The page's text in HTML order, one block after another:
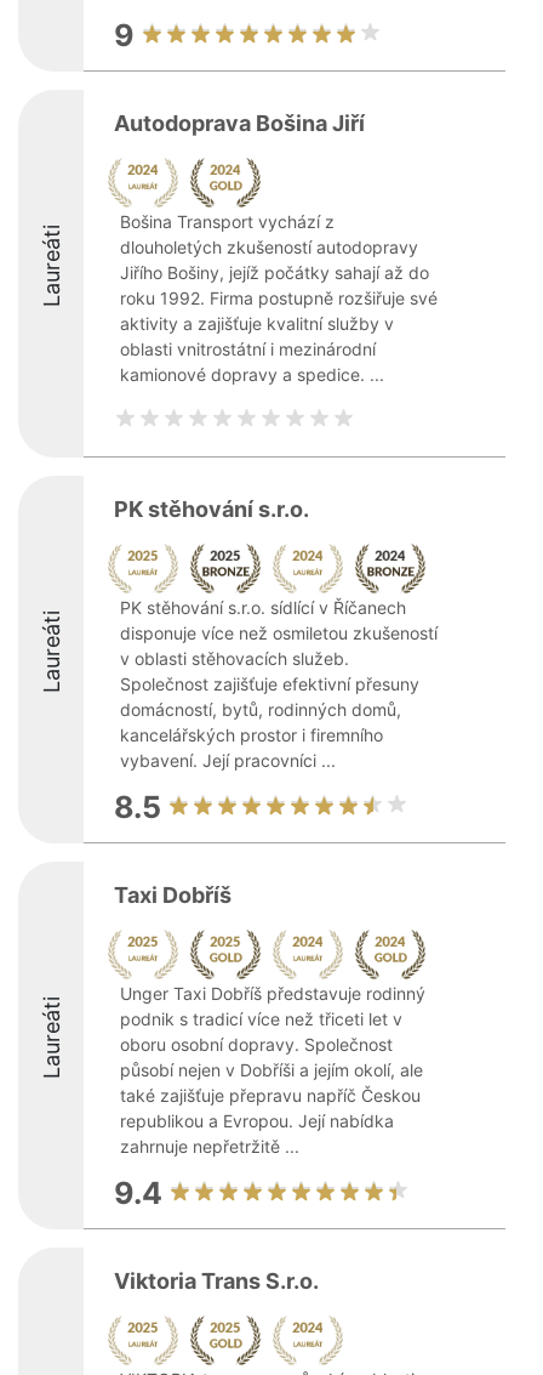
9
Laureáti
Autodoprava Bošina Jiří
Bošina Transport vychází z
dlouholetých zkušeností autodopravy
Jiřího Bošiny, jejíž počátky sahají až do
roku 1992. Firma postupně rozšiřuje své
aktivity a zajišťuje kvalitní služby v
oblasti vnitrostátní i mezinárodní
kamionové dopravy a spedice. ...
Laureáti
PK stěhování s.r.o.
PK stěhování s.r.o. sídlící v Říčanech
disponuje více než osmiletou zkušeností
v oblasti stěhovacích služeb.
Společnost zajišťuje efektivní přesuny
domácností, bytů, rodinných domů,
kancelářských prostor i firemního
vybavení. Její pracovníci ...
8.5
Laureáti
Taxi Dobříš
Unger Taxi Dobříš představuje rodinný
podnik s tradicí více než třiceti let v
oboru osobní dopravy. Společnost
působí nejen v Dobříši a jejím okolí, ale
také zajišťuje přepravu napříč Českou
republikou a Evropou. Její nabídka
zahrnuje nepřetržitě ...
9.4
Viktoria Trans S.r.o.